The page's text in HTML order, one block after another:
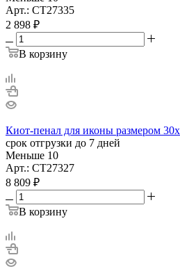
Арт.: СТ27335
2 898 ₽
В корзину
Киот-пенал для иконы размером
срок отгрузки до 7 дней
Меньше 10
Арт.: СТ27327
8 809 ₽
В корзину